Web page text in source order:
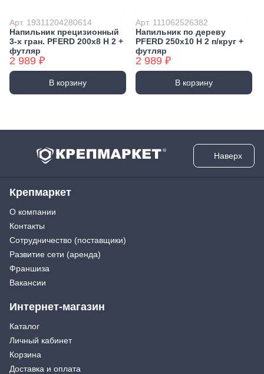
Арт. 19311204280614
Напильник прецизионный
3-х гран. PFERD 200х8 H 2 +
футляр
2 989 ₽
В корзину
Арт. 111062526382
Напильник по дереву
PFERD 250х10 Н 2 п/круг +
футляр
2 989 ₽
В корзину
Наверх
Крепмаркет
О компании
Контакты
Сотрудничество (поставщики)
Развитие сети (аренда)
Франшиза
Вакансии
Интернет-магазин
Каталог
Личный кабинет
Корзина
Доставка и оплата